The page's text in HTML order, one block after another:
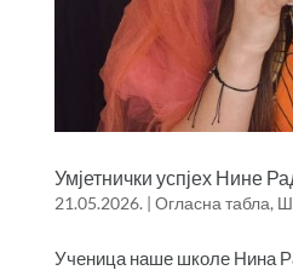
Умјетнички успјех Нине
21.05.2026. | Огласна табла,
Ученица наше школе Нина